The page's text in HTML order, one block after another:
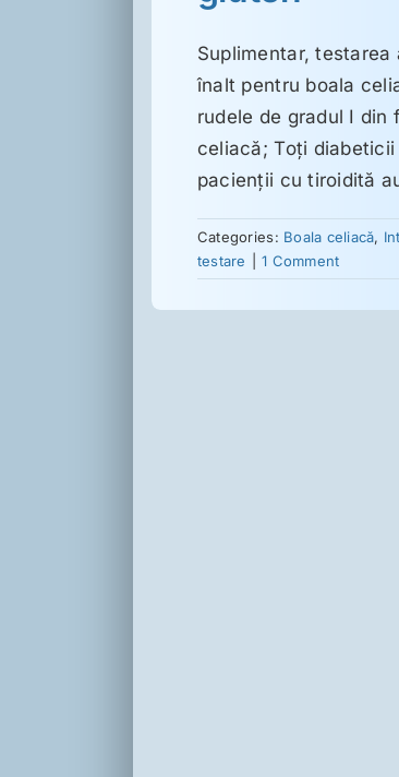
Suplimentar,
înalt pentru boala
rudele de gradul I
celiacă; Toţi
pacienţii cu tiroidită
Categories: Boala celiacă,
testare
1 Comment